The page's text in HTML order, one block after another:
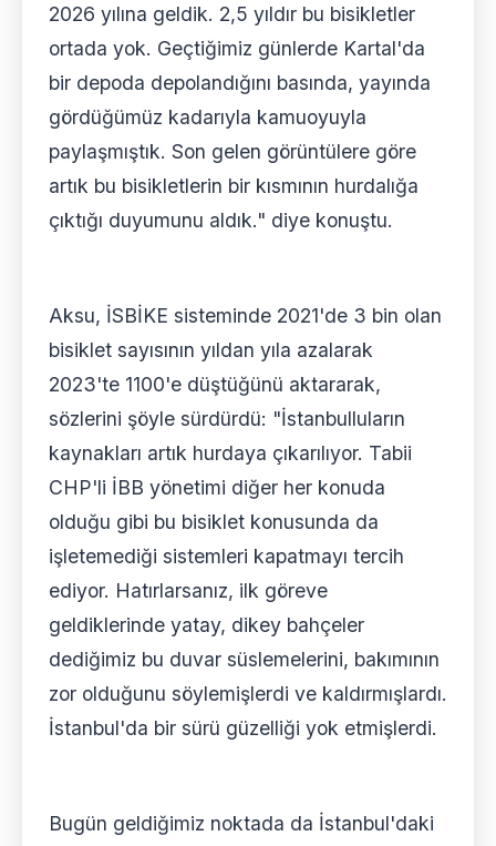
2026 yılına geldik. 2,5 yıldır bu bisikletler
ortada yok. Geçtiğimiz günlerde Kartal'da
bir depoda depolandığını basında, yayında
gördüğümüz kadarıyla kamuoyuyla
paylaşmıştık. Son gelen görüntülere göre
artık bu bisikletlerin bir kısmının hurdalığa
çıktığı duyumunu aldık." diye konuştu.
Aksu, İSBİKE sisteminde 2021'de 3 bin olan
bisiklet sayısının yıldan yıla azalarak
2023'te 1100'e düştüğünü aktararak,
sözlerini şöyle sürdürdü: "İstanbulluların
kaynakları artık hurdaya çıkarılıyor. Tabii
CHP'li İBB yönetimi diğer her konuda
olduğu gibi bu bisiklet konusunda da
işletemediği sistemleri kapatmayı tercih
ediyor. Hatırlarsanız, ilk göreve
geldiklerinde yatay, dikey bahçeler
dediğimiz bu duvar süslemelerini, bakımının
zor olduğunu söylemişlerdi ve kaldırmışlardı.
İstanbul'da bir sürü güzelliği yok etmişlerdi.
Bugün geldiğimiz noktada da İstanbul'daki